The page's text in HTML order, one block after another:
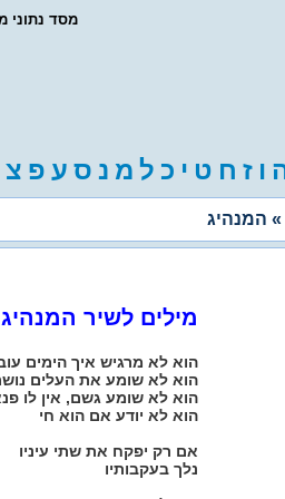
- מסד
ו ז ח ט י כ ל מ נ ס ע פ צ
» המנהיג
מילים לשיר המנהיג
הוא לא מרגיש איך הימים
הוא לא שומע את העלים
הוא לא שומע גשם, אין לו
הוא לא יודע אם הוא חי
אם רק יפקח את שתי עיניו
נלך בעקבותיו